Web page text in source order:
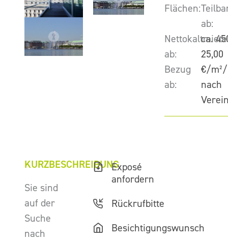
Flächen:
ab:
ca.
Nettokaltmiete
ab:
25,00
€/
Bezug
ab:
nach
KURZBESCHREIBUNG
Sie sind
auf der
Suche
nach
Exposé
anfordern
Rückrufbitte
Besichtigungswunsch